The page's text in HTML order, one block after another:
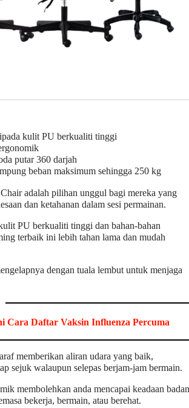
kulit PU berkualiti tinggi
putar 360 darjah
beban maksimum sehingga 250 kg
adalah pilihan unggul bagi mereka yang
dan ketahanan dalam sesi permainan.
PU berkualiti tinggi dan bahan-bahan
terbaik ini lebih tahan lama dan mudah
dengan tuala lembut untuk menjaga
Cara Daftar Vaksin Influenza Percuma
memberikan aliran udara yang baik,
sejuk walaupun selepas berjam-jam bermain.
membolehkan anda mencapai keadaan badan
bekerja, bermain, atau berehat.